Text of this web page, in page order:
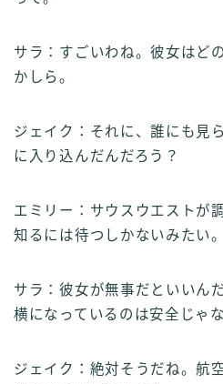
サラ：すごいわね。彼女はど
かしら。
ジェイク：それに、誰にも見
に入り込んだんだろう？
エミリー：サウスウエストが
知るには待つしかないみたい。
サラ：彼女が無事だといいん
横になっているのは安全じゃ
ジェイク：絶対そうだね。航